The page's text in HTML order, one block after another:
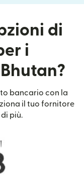
di
i
bancario con la
il tuo fornitore
più.